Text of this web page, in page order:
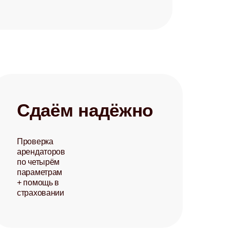
Проверка
арендаторов
по четырём
параметрам
+ помощь в
страховании
Сдаём надёжно